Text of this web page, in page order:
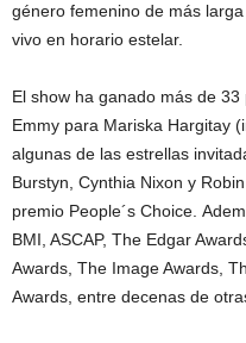
género femenino de más
vivo en horario estelar.
El show ha ganado más de
Emmy para Mariska Hargitay
algunas de las estrellas
Burstyn, Cynthia Nixon y
premio People´s Choice.
BMI, ASCAP, The Edgar
Awards, The Image Awards,
Awards, entre decenas de